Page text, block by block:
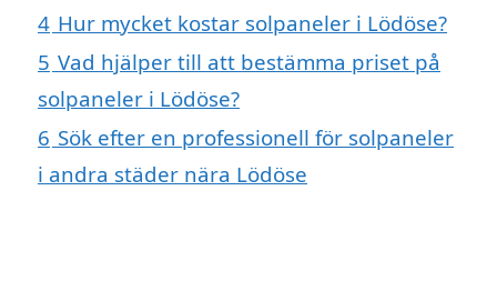
4 Hur mycket kostar solpaneler i Lödöse?
5 Vad hjälper till att bestämma priset på
solpaneler i Lödöse?
6 Sök efter en professionell för solpaneler
i andra städer nära Lödöse